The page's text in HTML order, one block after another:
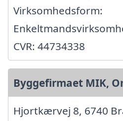
Virksomhedsform:
CVR: 44734338
Byggefirmaet MIK,
Hjortkærvej 8, 6740